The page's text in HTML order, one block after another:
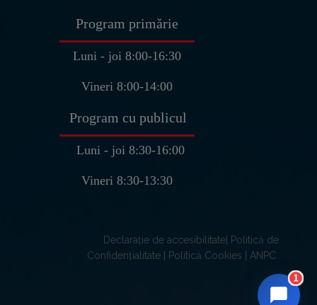
Program primărie
Luni - joi 8:00-16:30
Vineri 8:00-14:00
Program cu publicul
Luni - joi 8:30-16:00
Vineri 8:30-13:30
Declarație de accesibilitate| Politică de
Confidențialitate | Politică Cookies | ANPC
1
Buna ziua! Sunt
virtual al Primariei Pantelimon.
👋
Cum va pot ajuta astazi?